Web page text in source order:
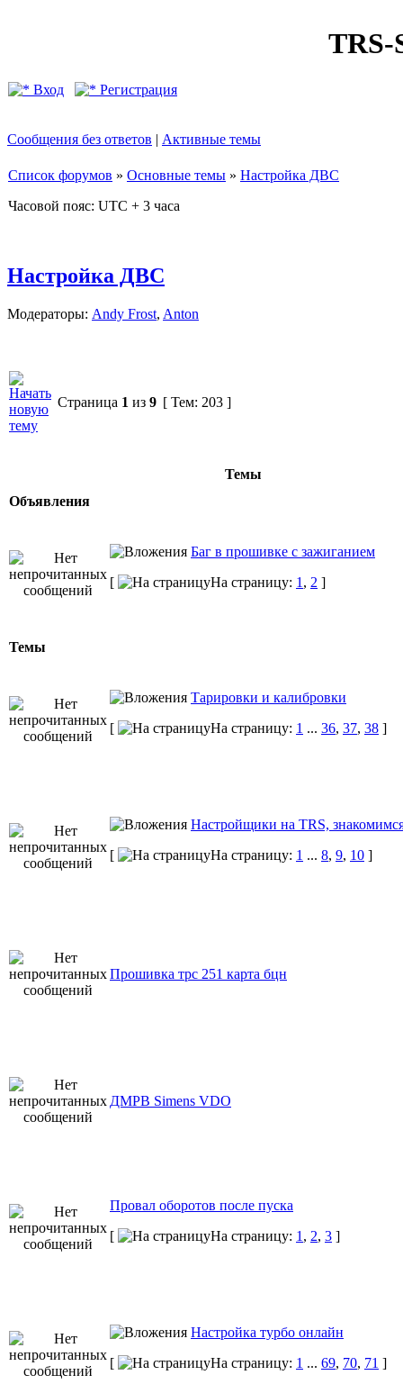
TRS-
Вход Регистрация
Сообщения без ответов | Активные темы
Список форумов » Основные темы » Настройка ДВС
Часовой пояс: UTC + 3 часа
Настройка ДВС
Модераторы: Andy Frost, Anton
Страница 1 из 9 [ Тем: 203 ]
Темы
Объявления
Баг в прошивке с зажиганием
[
На страницу: 1 , 2 ]
Темы
Тарировки и калибровки
[
На страницу: 1 ... 36, 37, 38 ]
Настройщики на TRS,
[
На страницу: 1 ... 8, 9, 10 ]
Прошивка трс 251 карта бцн
ДМРВ Simens VDO
Провал оборотов после пуска
[
На страницу: 1 , 2, 3 ]
Настройка турбо онлайн
[
На страницу: 1 ... 69, 70, 71 ]